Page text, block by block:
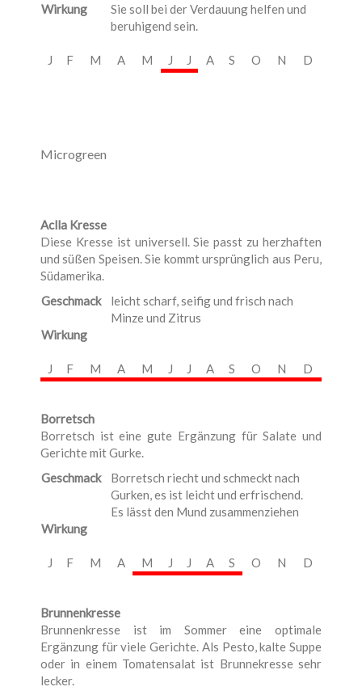
Wirkung
Sie soll bei der Verdauung helfen und
beruhigend sein.
J F M A M J J A S O N D
Microgreen
Aclla Kresse
Diese Kresse ist universell. Sie passt zu herzhaften
und süßen Speisen. Sie kommt ursprünglich aus Peru,
Südamerika.
Geschmack
leicht scharf, seifig und frisch nach
Minze und Zitrus
Wirkung
J F M A M J J A S O N D
Borretsch
Borretsch ist eine gute Ergänzung für Salate und
Gerichte mit Gurke.
Geschmack
Borretsch riecht und schmeckt nach
Gurken, es ist leicht und erfrischend.
Es lässt den Mund zusammenziehen
Wirkung
J F M A M J J A S O N D
Brunnenkresse
Brunnenkresse ist im Sommer eine optimale
Ergänzung für viele Gerichte. Als Pesto, kalte Suppe
oder in einem Tomatensalat ist Brunnekresse sehr
lecker.